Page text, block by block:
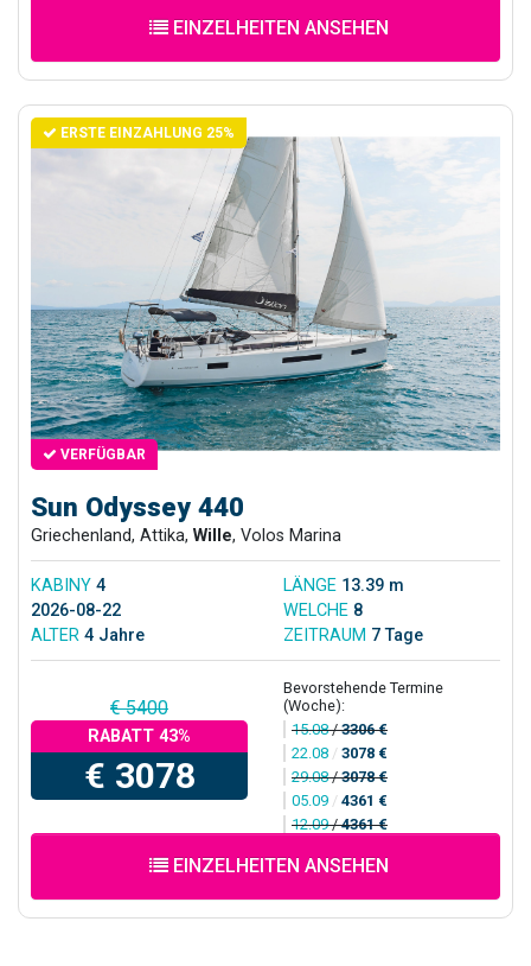
EINZELHEITEN ANSEHEN
ERSTE EINZAHLUNG 25%
VERFÜGBAR
Sun Odyssey 440
Griechenland, Attika, Wille, Volos Marina
KABINY 4 LÄNGE 13.39 m
2026-08-22
WELCHE 8
ALTER 4 Jahre ZEITRAUM 7 Tage
€ 5400
RABATT 43%
€ 3078
Bevorstehende Termine
(Woche):
15.08/3306 €
22.08 / 3078 €
29.08/3078 €
05.09 / 4361 €
12.09/4361 €
EINZELHEITEN ANSEHEN